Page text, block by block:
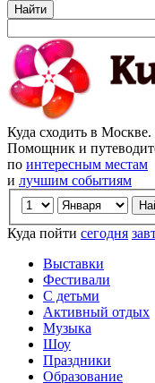
Найти
Куда сходить в
Помощник и
по интересным местам
и лучшим событиям
Куда пойти сегодня
Выставки
Фестивали
С детьми
Активный отдых
Музыка
Шоу
Праздники
Образование